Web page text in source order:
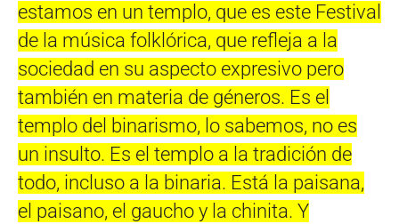
estamos en un templo, que es este Festival
de la música folklórica, que refleja a la
sociedad en su aspecto expresivo pero
también en materia de géneros. Es el
templo del binarismo, lo sabemos, no es
un insulto. Es el templo a la tradición de
todo, incluso a la binaria. Está la paisana,
el paisano, el gaucho y la chinita. Y